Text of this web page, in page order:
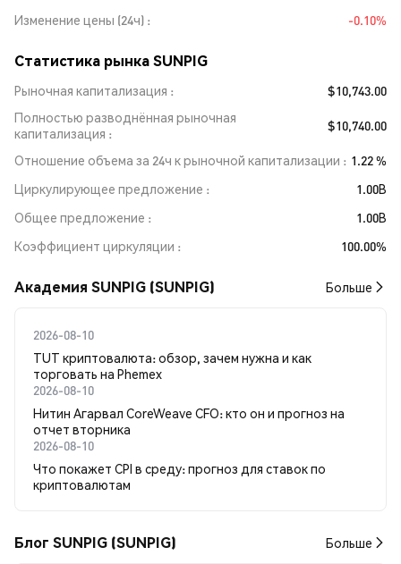
Изменение цены (24ч)
-0.10%
Статистика рынка SUNPIG
Рыночная капитализация
$10,743.00
Полностью разводнённая рыночная
капитализация
$10,740.00
Отношение объема за 24ч к рыночной капитализации
1.22 %
Циркулирующее предложение
1.00B
Общее предложение
1.00B
Коэффициент циркуляции
100.00%
Академия SUNPIG (SUNPIG) Больше
2026-08-10
TUT криптовалюта: обзор, зачем нужна и как
торговать на Phemex
2026-08-10
Нитин Агарвал CoreWeave CFO: кто он и прогноз на
отчет вторника
2026-08-10
Что покажет CPI в среду: прогноз для ставок по
криптовалютам
Блог SUNPIG (SUNPIG) Больше